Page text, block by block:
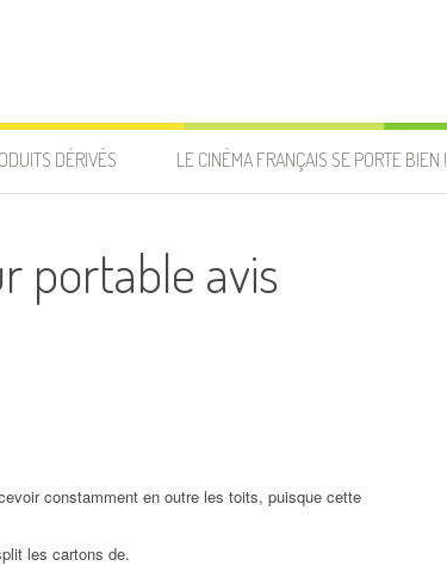
DÉRIVÉS LE CINÉMA FRANÇAIS SE PORTE BIEN !
portable avis
constamment en outre les toits, puisque cette
les cartons de.